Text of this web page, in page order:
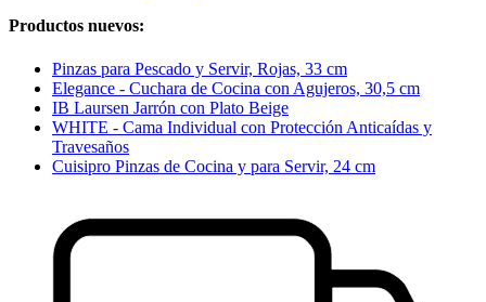
Productos nuevos:
Pinzas para Pescado y Servir, Rojas, 33 cm
Elegance - Cuchara de Cocina con Agujeros, 30,5 cm
IB Laursen Jarrón con Plato Beige
WHITE - Cama Individual con Protección Anticaídas y
Travesaños
Cuisipro Pinzas de Cocina y para Servir, 24 cm